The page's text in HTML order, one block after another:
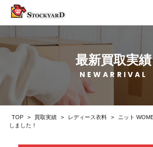
最新買取実績
NEWARRIVAL
TOP > 買取実績 > レディース衣料 > ニット
しました！